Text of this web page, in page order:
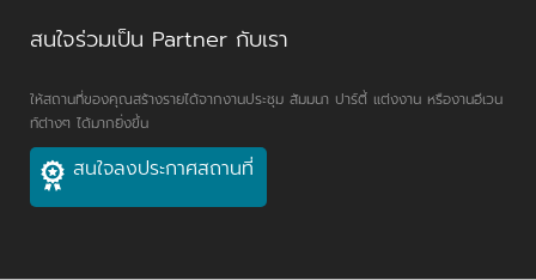
สนใจร่วมเป็น Partner กับเรา
ให้สถานที่ของคุณสร้างรายได้จากงานประชุม สัมมนา ปาร์ตี้ แต่งงาน หรืองานอีเวน
ท์ต่างๆ ได้มากยิ่งขึ้น
สนใจลงประกาศสถานที่